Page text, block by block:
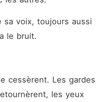
sa voix, toujours aussi
le bruit.
cessèrent. Les gardes
les yeux